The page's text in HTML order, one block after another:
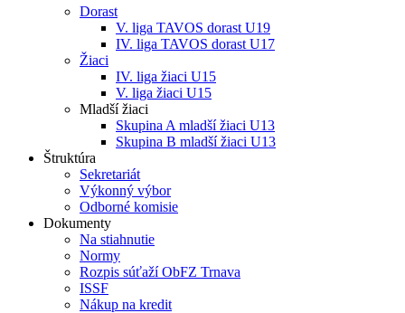
Dorast
V. liga TAVOS dorast U19
IV. liga TAVOS dorast U17
Žiaci
IV. liga žiaci U15
V. liga žiaci U15
Mladší žiaci
Skupina A mladší žiaci U13
Skupina B mladší žiaci U13
Štruktúra
Sekretariát
Výkonný výbor
Odborné komisie
Dokumenty
Na stiahnutie
Normy
Rozpis súťaží ObFZ Trnava
ISSF
Nákup na kredit